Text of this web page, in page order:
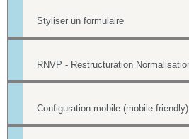
Styliser un formulaire
Configuration mobile (mobile friendly)